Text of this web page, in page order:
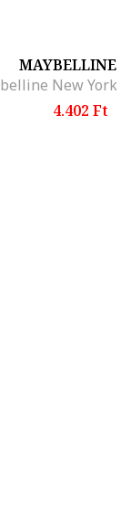
MAYBELLINE
4.402 Ft